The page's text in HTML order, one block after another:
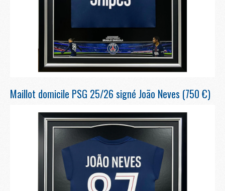
Maillot domicile PSG 25/26 signé João Neves (750 €)